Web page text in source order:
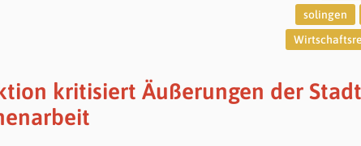
solingen
kritisiert Äußerungen der